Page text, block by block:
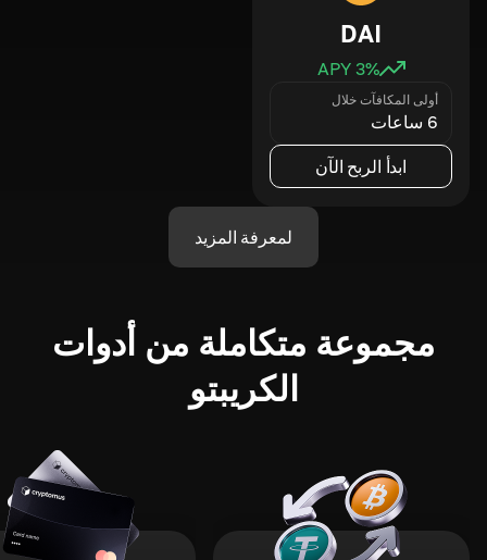
DAI
3% APY
أولى المكافآت خلال
6 ساعات
ابدأ الربح الآن
لمعرفة المزيد
مجموعة متكاملة من أدوات
الكريبتو